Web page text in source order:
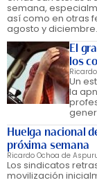
semana,
así como en otras
agosto y diciembre.
El
los
Un
la
Huelga nacional
próxima semana
Ricardo Ochoa de
Los sindicatos
movilización